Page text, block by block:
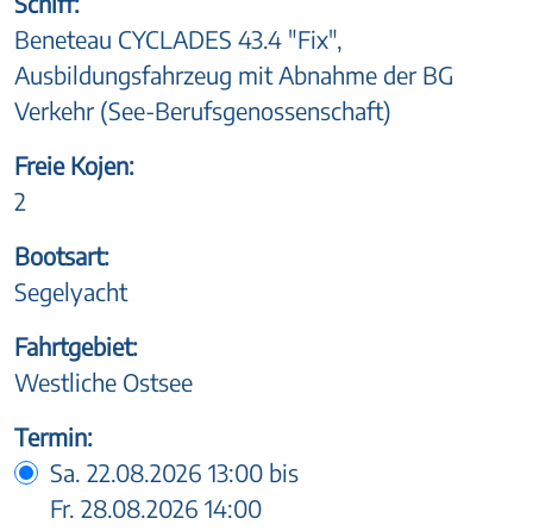
Beneteau CYCLADES 43.4 "Fix",
Ausbildungsfahrzeug mit Abnahme der BG
Verkehr (See-Berufsgenossenschaft)
Freie Kojen:
2
Bootsart:
Segelyacht
Fahrtgebiet:
Westliche Ostsee
Termin:
Sa. 22.08.2026 13:00 bis
Fr. 28.08.2026 14:00